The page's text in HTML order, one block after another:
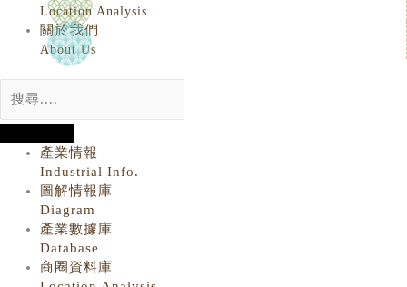
Location Analysis
關於我們
About Us
產業情報
Industrial Info.
圖解情報庫
Diagram
產業數據庫
Database
商圈資料庫